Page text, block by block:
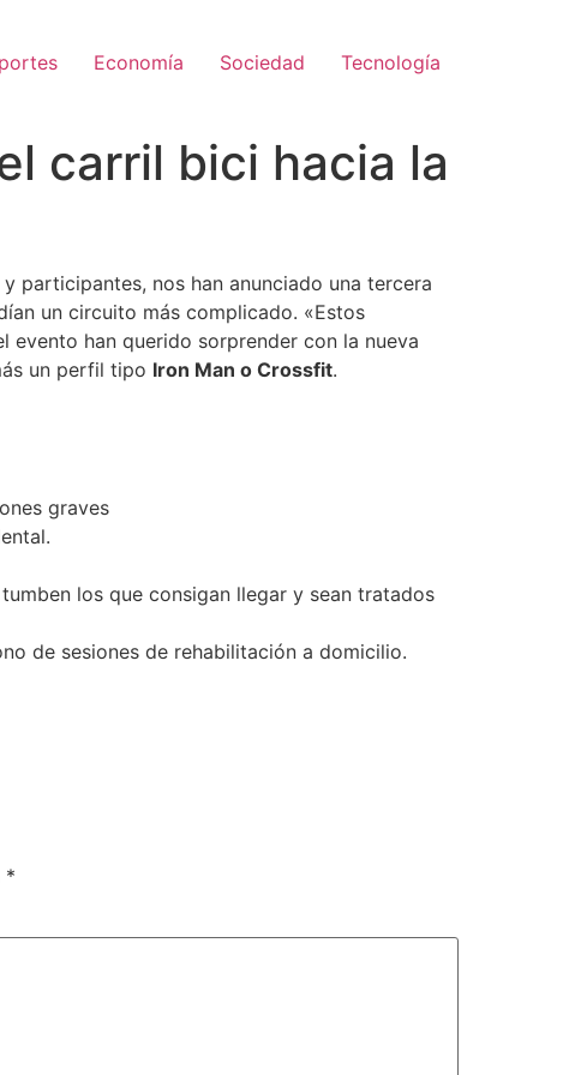
Economía Sociedad Tecnología
carril bici hacia la
participantes, nos han anunciado una tercera
un circuito más complicado. «Estos
evento han querido sorprender con la nueva
un perfil tipo Iron Man o Crossfit.
graves
los que consigan llegar y sean tratados
de sesiones de rehabilitación a domicilio.
*